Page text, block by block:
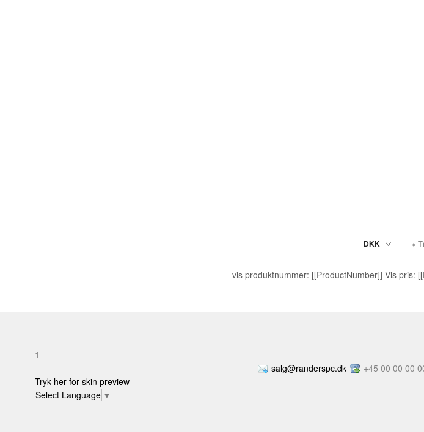
«-
vis produktnummer: [[ProductNumber]] Vis pris:
1
salg@randerspc.dk
+45 00 00 00
Tryk her for skin preview
Select Language ▼